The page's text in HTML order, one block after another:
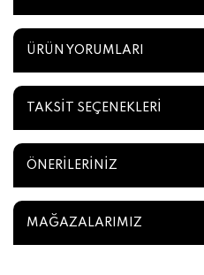
ÜRÜN YORUMLARI
TAKSİT SEÇENEKLERİ
ÖNERİLERİNİZ
MAĞAZALARIMIZ